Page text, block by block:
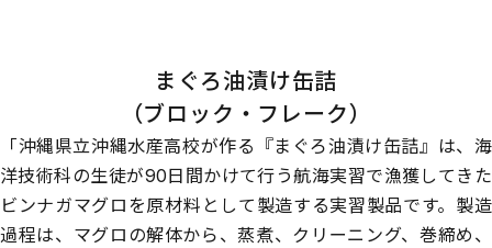
まぐろ油漬け缶詰
（ブロック・フレーク）
「沖縄県立沖縄水産高校が作る『まぐろ油漬け缶詰』は、海
洋技術科の生徒が90日間かけて行う航海実習で漁獲してきた
ビンナガマグロを原材料として製造する実習製品です。製造
過程は、マグロの解体から、蒸煮、クリーニング、巻締め、